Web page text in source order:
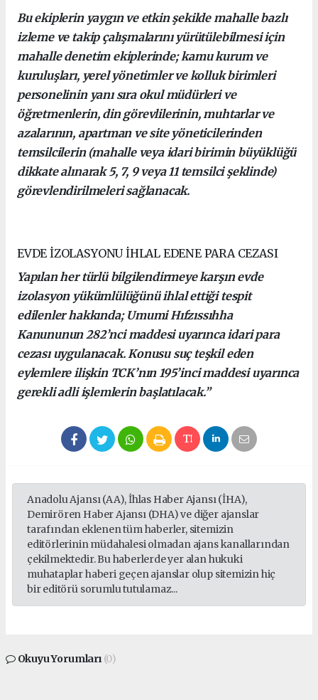
Bu ekiplerin yaygın ve etkin şekilde mahalle bazlı
izleme ve takip çalışmalarını yürütülebilmesi için
mahalle denetim ekiplerinde; kamu kurum ve
kuruluşları, yerel yönetimler ve kolluk birimleri
personelinin yanı sıra okul müdürleri ve
öğretmenlerin, din görevlilerinin, muhtarlar ve
azalarının, apartman ve site yöneticilerinden
temsilcilerin (mahalle veya idari birimin büyüklüğü
dikkate alınarak 5, 7, 9 veya 11 temsilci şeklinde)
görevlendirilmeleri sağlanacak.
EVDE İZOLASYONU İHLAL EDENE PARA CEZASI
Yapılan her türlü bilgilendirmeye karşın evde
izolasyon yükümlülüğünü ihlal ettiği tespit
edilenler hakkında; Umumi Hıfzıssıhha
Kanununun 282’nci maddesi uyarınca idari para
cezası uygulanacak. Konusu suç teşkil eden
eylemlere ilişkin TCK’nın 195’inci maddesi uyarınca
gerekli adli işlemlerin başlatılacak.”
Anadolu Ajansı (AA), İhlas Haber Ajansı (İHA),
Demirören Haber Ajansı (DHA) ve diğer ajanslar
tarafından eklenen tüm haberler, sitemizin
editörlerinin müdahalesi olmadan ajans kanallarından
çekilmektedir. Bu haberlerde yer alan hukuki
muhataplar haberi geçen ajanslar olup sitemizin hiç
bir editörü sorumlu tutulamaz...
Okuyu Yorumları (0)